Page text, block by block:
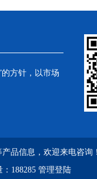
方针，以市场
品信息，欢迎来电咨询！
188285 管理登陆